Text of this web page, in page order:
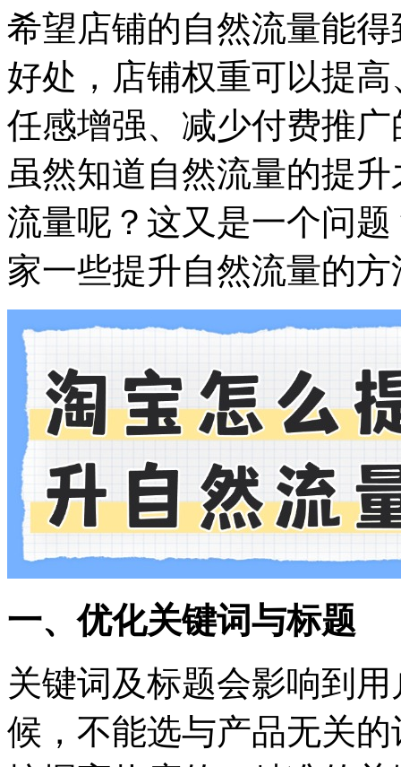
希望店铺的自然流量能
好处，店铺权重可以提
任感增强、减少付费推
虽然知道自然流量的提
流量呢？这又是一个问
家一些提升自然流量的方
一、优化关键词与标题
关键词及标题会影响到
候，不能选与产品无关